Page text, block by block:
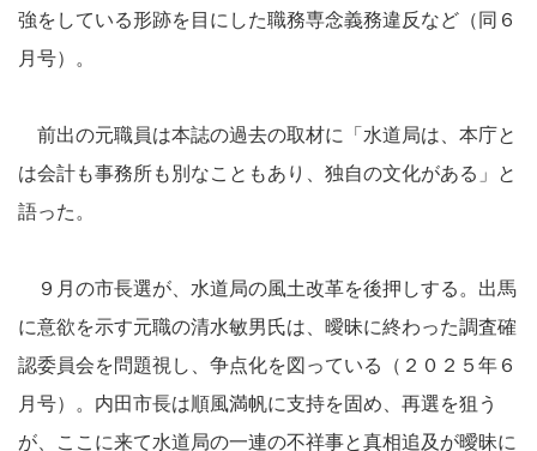
強をしている形跡を目にした職務専念義務違反など（同６
月号）。
前出の元職員は本誌の過去の取材に「水道局は、本庁と
は会計も事務所も別なこともあり、独自の文化がある」と
語った。
９月の市長選が、水道局の風土改革を後押しする。出馬
に意欲を示す元職の清水敏男氏は、曖昧に終わった調査確
認委員会を問題視し、争点化を図っている（２０２５年６
月号）。内田市長は順風満帆に支持を固め、再選を狙う
が、ここに来て水道局の一連の不祥事と真相追及が曖昧に